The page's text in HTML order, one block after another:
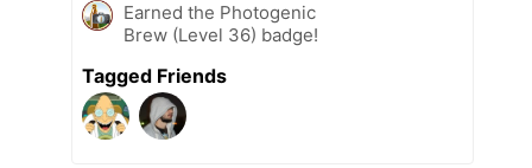
Earned the Photogenic
Brew (Level 36) badge!
Tagged Friends